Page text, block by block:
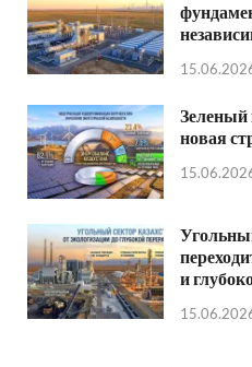
Зеленый
новая
и